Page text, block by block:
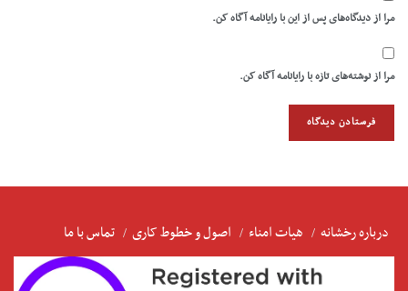
مرا از دیدگاه‌های پس از این با رایانامه آگاه کن.
مرا از نوشته‌های تازه با رایانامه آگاه کن.
درباره رخشانه هیات امناء اصول و خطوط کاری تماس با ما